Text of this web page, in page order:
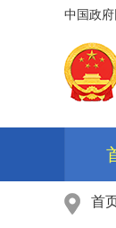
中国政府
首